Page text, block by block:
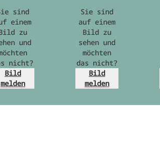
sind
einem
zu
und
nicht?
Bild
melden
Sie sind
auf einem
Bild zu
sehen und
möchten
das nicht?
Bild
melden